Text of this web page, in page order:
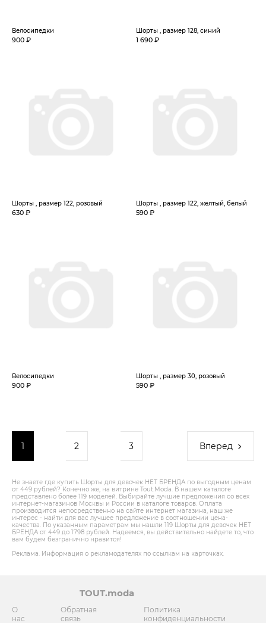
Велосипедки
900 ₽
Шорты , размер 128, синий
1 690 ₽
Шорты , размер 122, розовый
630 ₽
Шорты , размер 122, желтый, белый
590 ₽
Велосипедки
900 ₽
Шорты , размер 30, розовый
590 ₽
1 2 3 Вперед
Не знаете где купить Шорты для девочек НЕТ БРЕНДА по выгодным ценам
от 449 рублей? Конечно же, на витрине Tout.Modа. В нашем каталоге
представлено более 119 моделей. Выбирайте лучшие предложения со всех
интернет-магазинов Москвы и России в каталоге товаров. Оплата
производится непосредственно на сайте интернет магазина, наш же
интерес - найти для вас лучшее предложение в соотношении цена-
качества. По указанным параметрам мы нашли 119 Шорты для девочек НЕТ
БРЕНДА от 449 до 1798 рублей. Надеемся, вы действительно найдете то, что
вам будем безгранично нравится!
Реклама. Информация о рекламодателях по ссылкам на карточках.
TOUT.moda
О
нас
Обратная
связь
Политика
конфиденциальности